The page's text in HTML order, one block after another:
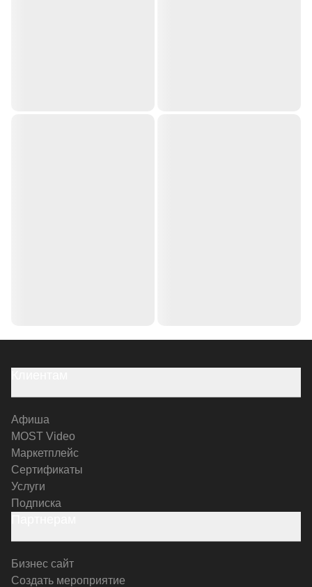
Афиша
MOST Video
Маркетплейс
Сертификаты
Услуги
Подписка
Бизнес сайт
Создать мероприятие